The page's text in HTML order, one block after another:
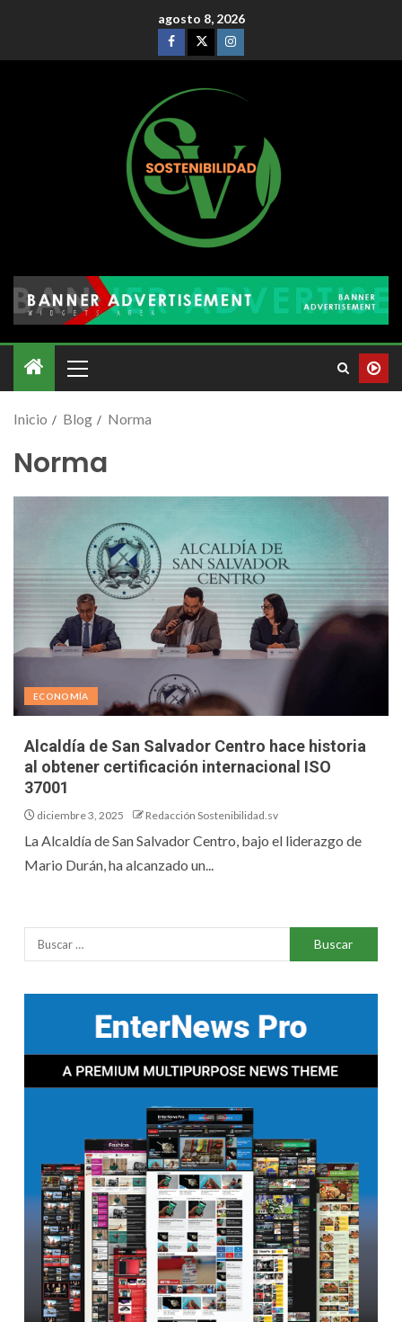
agosto 8, 2026
Inicio Blog Norma
Norma
ECONOMÍA
Alcaldía de San Salvador Centro hace historia
al obtener certificación internacional ISO
37001
diciembre 3, 2025 Redacción Sostenibilidad.sv
La Alcaldía de San Salvador Centro, bajo el liderazgo de
Mario Durán, ha alcanzado un...